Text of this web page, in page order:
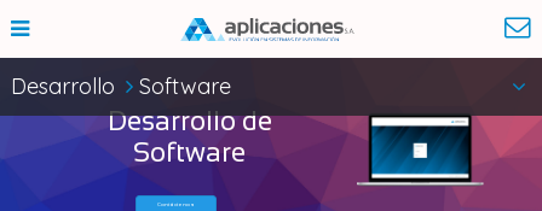
Desarrollo Software
Desarrollo de
Software
Contáctenos